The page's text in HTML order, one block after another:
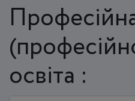
освіта :